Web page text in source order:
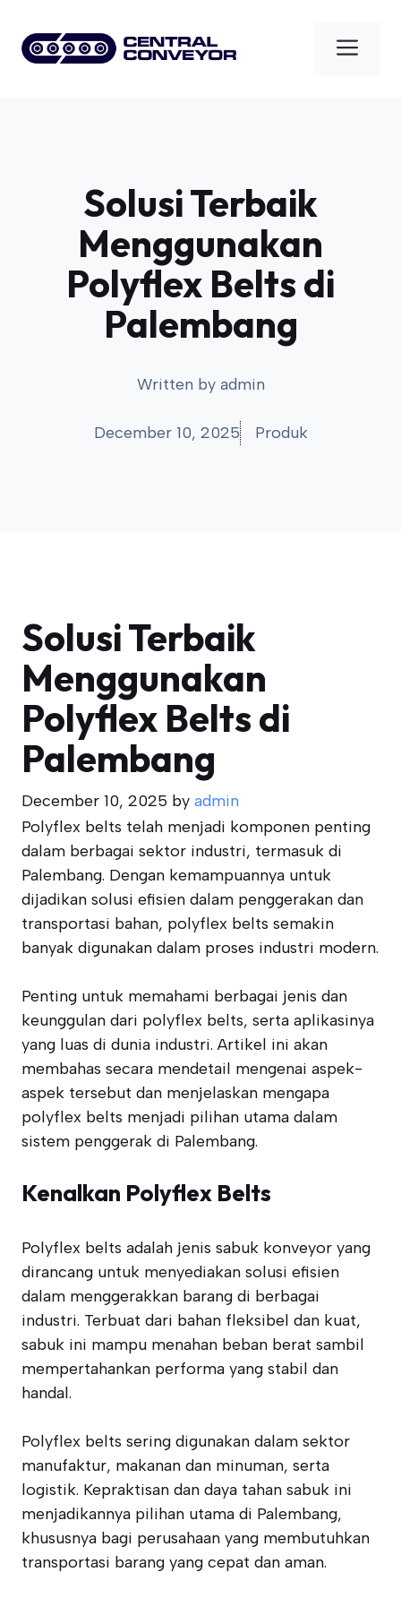
content
Solusi Terbaik
Menggunakan
Polyflex Belts di
Palembang
Written by admin
December 10, 2025 Produk
Solusi Terbaik
Menggunakan
Polyflex Belts di
Palembang
December 10, 2025 by admin
Polyflex belts telah menjadi komponen penting
dalam berbagai sektor industri, termasuk di
Palembang. Dengan kemampuannya untuk
dijadikan solusi efisien dalam penggerakan dan
transportasi bahan, polyflex belts semakin
banyak digunakan dalam proses industri modern.
Penting untuk memahami berbagai jenis dan
keunggulan dari polyflex belts, serta aplikasinya
yang luas di dunia industri. Artikel ini akan
membahas secara mendetail mengenai aspek-
aspek tersebut dan menjelaskan mengapa
polyflex belts menjadi pilihan utama dalam
sistem penggerak di Palembang.
Kenalkan Polyflex Belts
Polyflex belts adalah jenis sabuk konveyor yang
dirancang untuk menyediakan solusi efisien
dalam menggerakkan barang di berbagai
industri. Terbuat dari bahan fleksibel dan kuat,
sabuk ini mampu menahan beban berat sambil
mempertahankan performa yang stabil dan
handal.
Polyflex belts sering digunakan dalam sektor
manufaktur, makanan dan minuman, serta
logistik. Kepraktisan dan daya tahan sabuk ini
menjadikannya pilihan utama di Palembang,
khususnya bagi perusahaan yang membutuhkan
transportasi barang yang cepat dan aman.